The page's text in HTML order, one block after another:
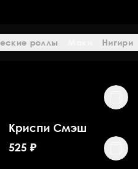
роллы Нигири
Криспи Смэш
525 ₽